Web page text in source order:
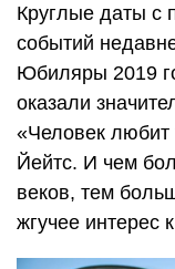
Круглые даты с
событий
Юбиляры 2019
оказали
«Человек любит
Йейтс. И чем
веков, тем
жгучее интерес